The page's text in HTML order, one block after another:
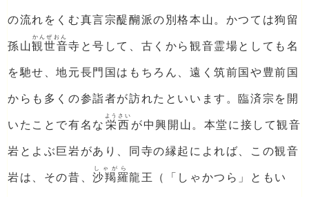
の流れをくむ真言宗醍醐派の別格本山。かつては狗留
孫山観世音
かんぜおん
寺と号して、古くから観音霊場としても名
を馳せ、地元長門国はもちろん、遠く筑前国や豊前国
からも多くの参詣者が訪れたといいます。臨済宗を開
いたことで有名な 栄西
ようさい
が中興開山。本堂に接して観音
岩とよぶ巨岩があり、同寺の縁起によれば、この観音
岩は、その昔、沙羯羅
しゃがら
龍王（「しゃかつら」ともい